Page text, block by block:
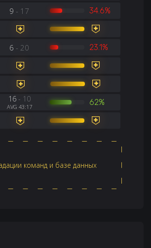
9 - 17 34.6%
6 - 20 23.1%
16- 10
AVG 43:17 62%
команд и базе данных